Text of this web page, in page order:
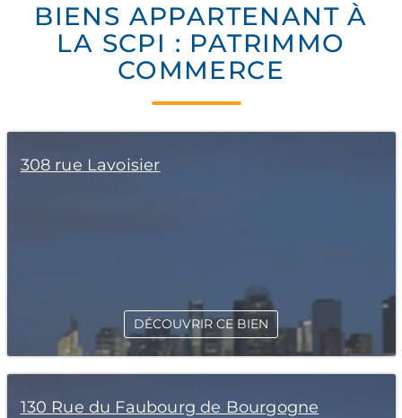
BIENS APPARTENANT À
LA SCPI : PATRIMMO
COMMERCE
308 rue Lavoisier
DÉCOUVRIR CE BIEN
130 Rue du Faubourg de Bourgogne